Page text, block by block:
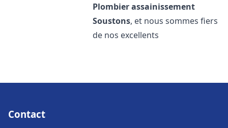
Plombier assainissement
Soustons, et nous sommes fiers
de nos excellents
Contact